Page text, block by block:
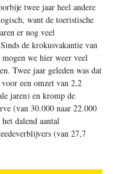
twee jaar heel andere
want de toeristische
er nog veel
de krokusvakantie van
we hier weer veel
Twee jaar geleden was dat
voor een omzet van 2,2
jaren) en kromp de
(van 30.000 naar 22.000
dalend aantal
(van 27,7